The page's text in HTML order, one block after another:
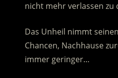
nicht mehr verlassen zu
Das Unheil nimmt
Chancen, Nachhause
immer geringer…